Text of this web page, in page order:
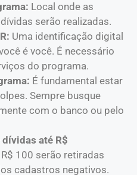
Local onde as
serão realizadas.
Uma identificação digital
é você. É necessário
do programa.
É fundamental estar
Sempre busque
com o banco ou pelo
até R$
100 serão retiradas
cadastros negativos.